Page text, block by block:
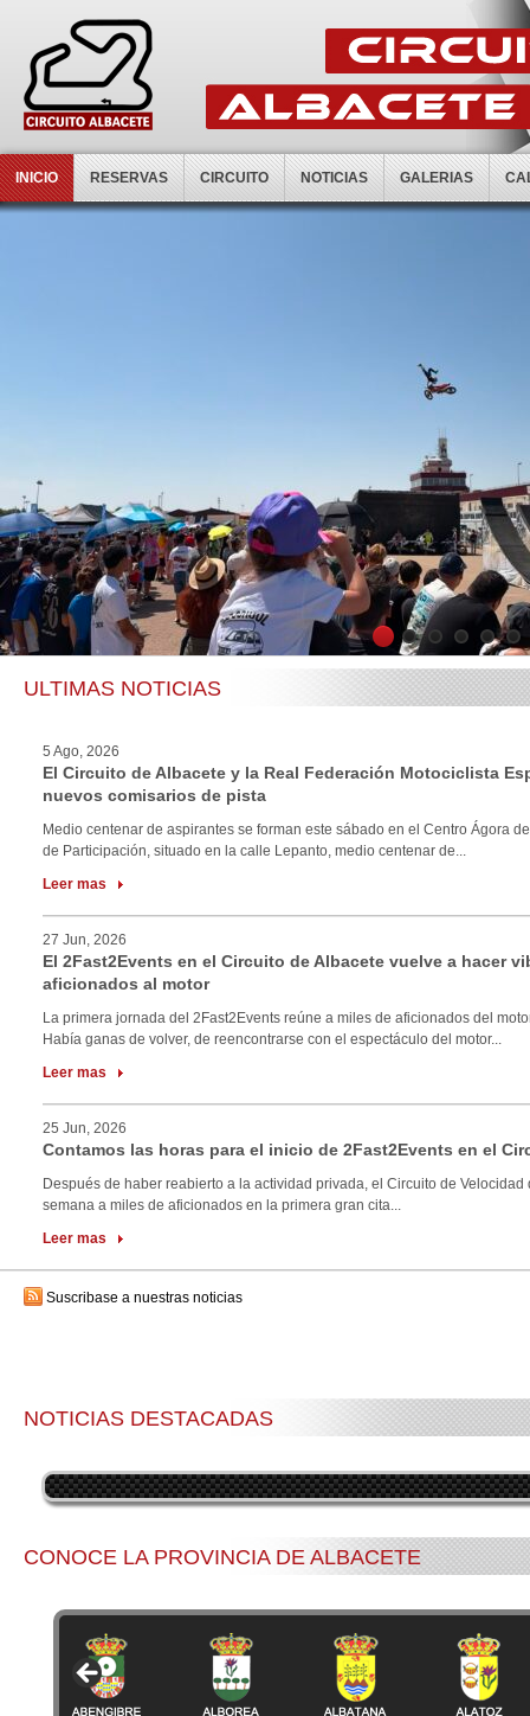
INICIO RESERVAS CIRCUITO NOTICIAS GALERIAS
1 2 3 4 5 6
ULTIMAS NOTICIAS
5 Ago, 2026
El Circuito de Albacete y la Real Federación Motociclista
nuevos comisarios de pista
Medio centenar de aspirantes se forman este sábado en el Centro Ágora
de Participación, situado en la calle Lepanto, medio centenar de...
Leer mas
27 Jun, 2026
El 2Fast2Events en el Circuito de Albacete vuelve a hacer
aficionados al motor
La primera jornada del 2Fast2Events reúne a miles de aficionados del
Había ganas de volver, de reencontrarse con el espectáculo del motor...
Leer mas
25 Jun, 2026
Contamos las horas para el inicio de 2Fast2Events en el
Después de haber reabierto a la actividad privada, el Circuito de Velocidad
semana a miles de aficionados en la primera gran cita...
Leer mas
Suscribase a nuestras noticias
NOTICIAS DESTACADAS
CONOCE LA PROVINCIA DE ALBACETE